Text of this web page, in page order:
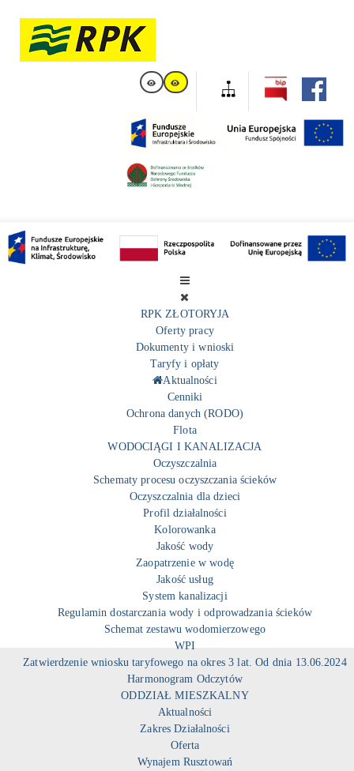
RPK ZŁOTORYJA
Oferty pracy
Dokumenty i wnioski
Taryfy i opłaty
Aktualności
Cenniki
Ochrona danych (RODO)
Flota
WODOCIĄGI I KANALIZACJA
Oczyszczalnia
Schematy procesu oczyszczania ścieków
Oczyszczalnia dla dzieci
Profil działalności
Kolorowanka
Jakość wody
Zaopatrzenie w wodę
Jakość usług
System kanalizacji
Regulamin dostarczania wody i odprowadzania ścieków
Schemat zestawu wodomierzowego
WPI
Zatwierdzenie wniosku taryfowego na okres 3 lat. Od dnia 13.06.2024
Harmonogram Odczytów
ODDZIAŁ MIESZKALNY
Aktualności
Zakres Działalności
Oferta
Wynajem Rusztowań